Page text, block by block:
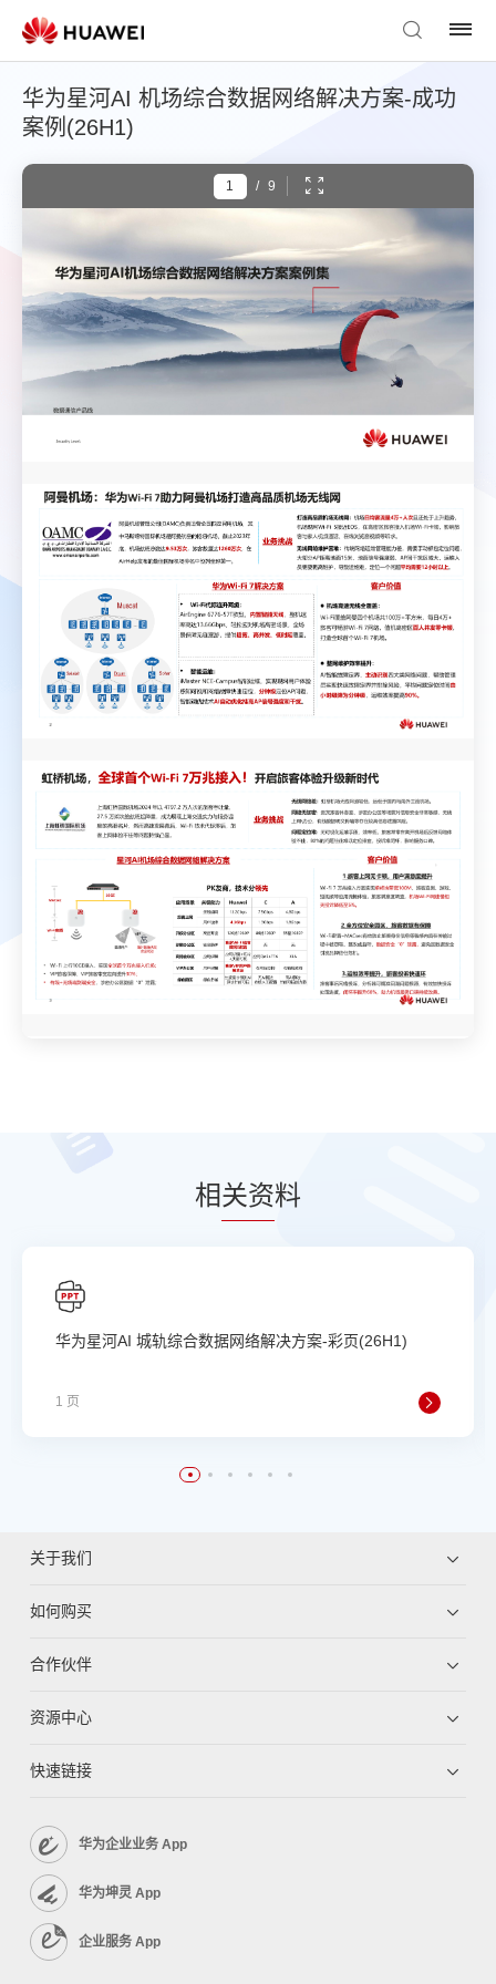
华为星河AI 机场综合数据网络解决方案-成功
案例(26H1)
/ 9
相关资料
华为星河AI 城轨综合数据网络解决方案-彩页(26H1)
1 页
关于我们
如何购买
合作伙伴
资源中心
快速链接
华为企业业务 App
华为坤灵 App
企业服务 App